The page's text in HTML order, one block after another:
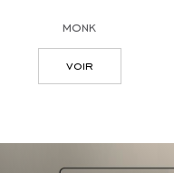
monk
voir